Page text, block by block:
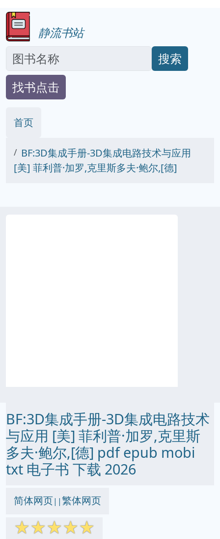
静流书站
搜索
找书点击
首页
BF:3D集成手册-3D集成电路技术与应用
[美] 菲利普·加罗,克里斯多夫·鲍尔,[德]
BF:3D集成手册-3D集成电路技术
与应用 [美] 菲利普·加罗,克里斯
多夫·鲍尔,[德] pdf epub mobi
txt 电子书 下载 2026
简体网页||繁体网页
☆☆☆☆☆